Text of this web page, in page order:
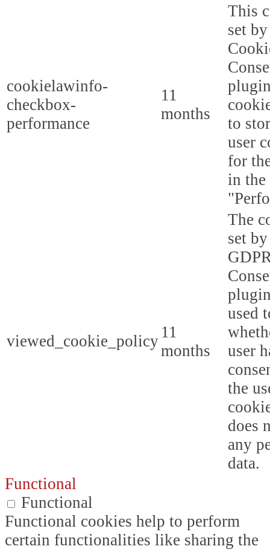
cookielawinfo-
checkbox-
performance
11
months
This
set
to
user
for
in the
viewed_cookie_policy 11
months
The
set
used
user
the
does
any
data.
Functional
Functional
Functional cookies help to perform
certain functionalities like sharing the